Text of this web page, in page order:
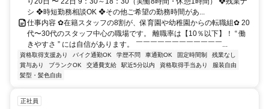
シ ❖時短勤務相談OK ❖その他ご希望の勤務時間があ...
仕事内容 ✿在籍スタッフの8割が、保育園や幼稚園からの転職組✿ 20
代〜30代のスタッフ中心の職場です。 離職率は【10％以下】！ “ 働
きやすさ ” には自信があります。 ￣￣￣￣￣￣￣￣￣￣￣￣...
資格取得支援あり バイク通勤OK 学歴不問 車通勤OK 固定時間制
残業なし
賞与あり
ブランクOK 交通費支給 駅近5分以内 資格取得手当あり
服装自由
髪型・髪色自由
正社員